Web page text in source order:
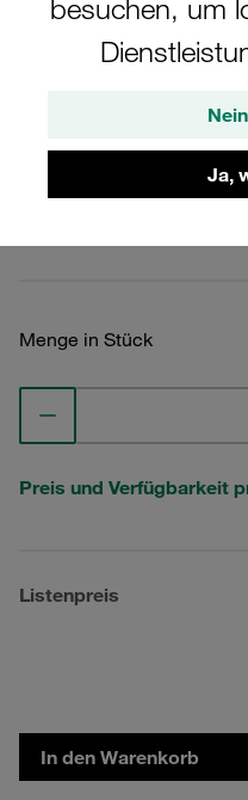
besuchen, um
Ja,
kurz Deckpl.,
Vorspannung
SP-325-PA-DP-AS-
STAUFF Materialnr.
Menge in Stück
Preis und Verfügbarkeit
Listenpreis
In den Warenkorb